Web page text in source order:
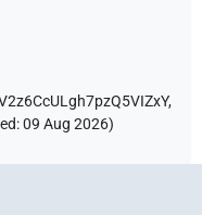
:09 Aug 2026)